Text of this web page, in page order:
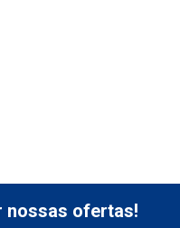
nossas ofertas!